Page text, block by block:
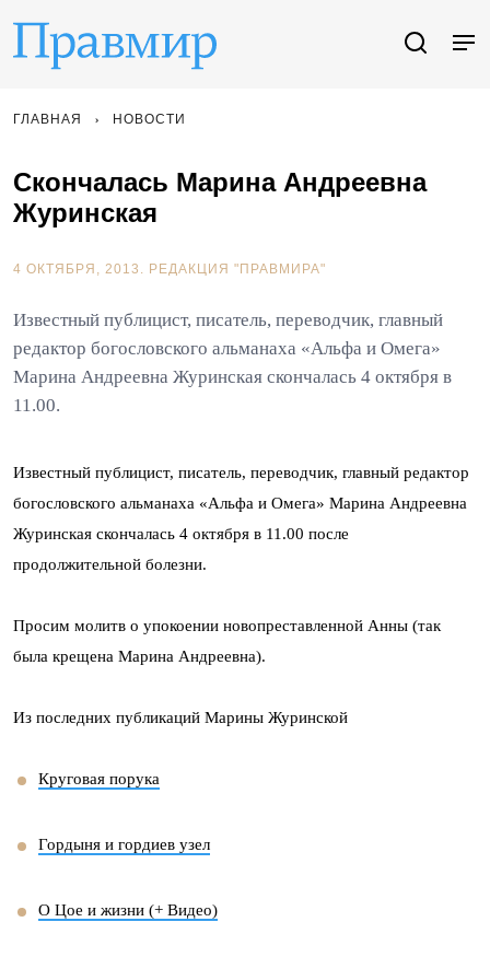
ГЛАВНАЯ НОВОСТИ
Скончалась Марина Андреевна
Журинская
4 ОКТЯБРЯ, 2013. РЕДАКЦИЯ "ПРАВМИРА"
Известный публицист, писатель, переводчик, главный
редактор богословского альманаха «Альфа и Омега»
Марина Андреевна Журинская скончалась 4 октября в
11.00.
Известный публицист, писатель, переводчик, главный редактор
богословского альманаха «Альфа и Омега» Марина Андреевна
Журинская скончалась 4 октября в 11.00 после
продолжительной болезни.
Просим молитв о упокоении новопреставленной Анны (так
была крещена Марина Андреевна).
Из последних публикаций Марины Журинской
Круговая порука
Гордыня и гордиев узел
О Цое и жизни (+ Видео)